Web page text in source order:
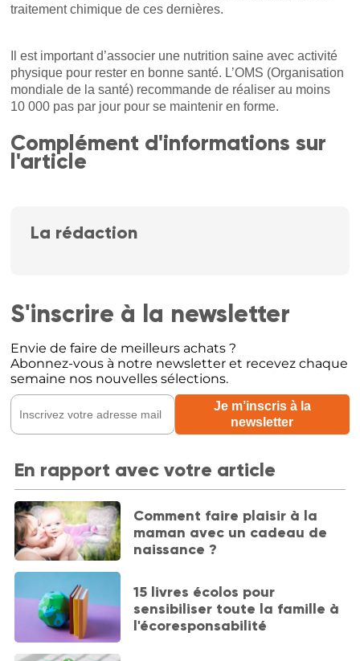
traitement chimique de ces dernières.
Il est important d’associer une nutrition saine avec activité
physique pour rester en bonne santé. L’OMS (Organisation
mondiale de la santé) recommande de réaliser au moins
10 000 pas par jour pour se maintenir en forme.
Complément d'informations sur
l'article
La rédaction
S'inscrire à la newsletter
Envie de faire de meilleurs achats ?
Abonnez-vous à notre newsletter et recevez chaque
semaine nos nouvelles sélections.
En rapport avec votre article
Comment faire plaisir à la
maman avec un cadeau de
naissance ?
15 livres écolos pour
sensibiliser toute la famille à
l'écoresponsabilité